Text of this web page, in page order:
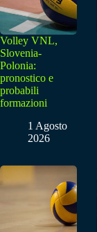
Volley VNL,
Slovenia-
Polonia:
pronostico e
probabili
formazioni
1 Agosto
2026